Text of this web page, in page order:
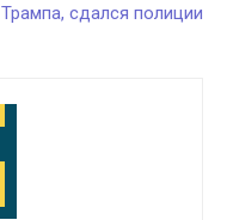
Трампа, сдался полиции